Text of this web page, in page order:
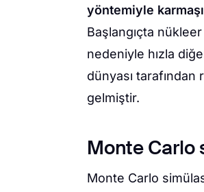
yöntemiyle
Başlangıçta
nedeniyle hızla
dünyası tarafından
gelmiştir.
Monte Carlo
Monte Carlo